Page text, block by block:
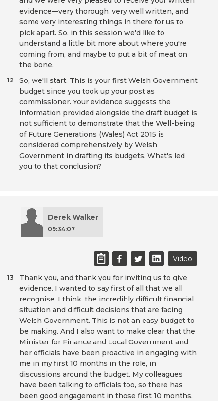
evidence—very thorough, very well written, and
some very interesting things in there for us to
pick apart. So, in this session we'd like to
understand a little bit more about where you're
coming from, and maybe to put a bit of meat on
the bone.
So, we'll start. This is your first Welsh Government
budget since you took up your post as
commissioner. Your evidence suggests the
information provided alongside the draft budget is
not sufficient to demonstrate that the Well-being
of Future Generations (Wales) Act 2015 is
considered comprehensively by Welsh
Government in drafting its budgets. What's led
you to that conclusion?
12
Derek Walker
09:34:07
Video
Thank you, and thank you for inviting us to give
evidence. I wanted to say first of all that we all
recognise, I think, the incredibly difficult financial
situation and difficult decisions that are facing
Welsh Government. This is not an easy budget to
be making. And I also want to make clear that the
Minister for Finance and Local Government and
her officials have been proactive in engaging with
me in my first 10 months in the role, in
discussions around the budget. My colleagues
have been talking to officials too, so there has
been good engagement in those first 10 months.
13